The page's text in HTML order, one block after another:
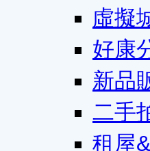
虛擬
好康
新品
二手
租屋